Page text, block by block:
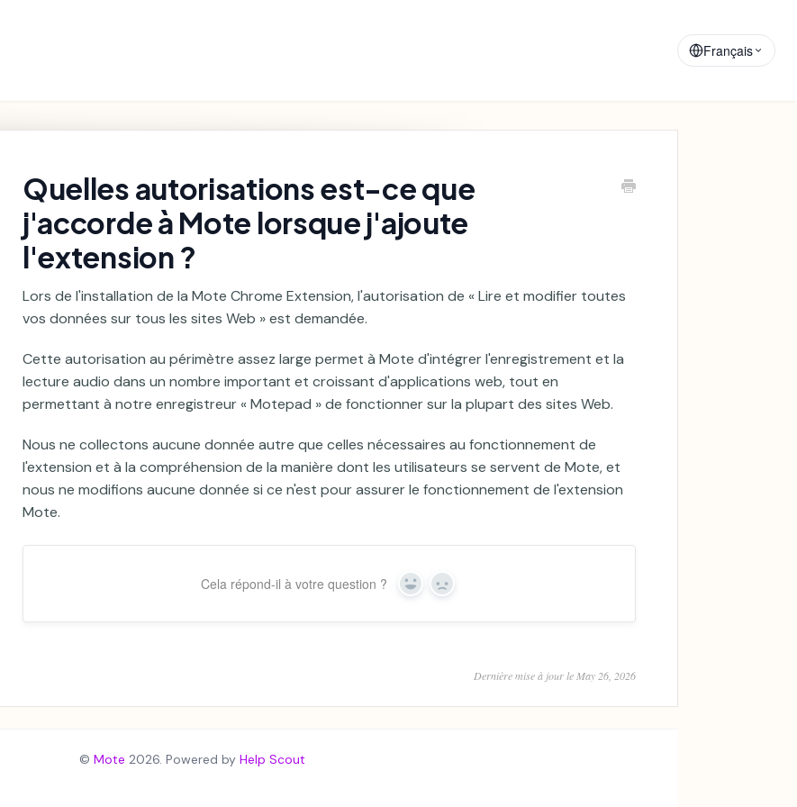
Français
Quelles autorisations est-ce que
j'accorde à Mote lorsque j'ajoute
l'extension ?
Lors de l'installation de la Mote Chrome Extension, l'autorisation de « Lire et modifier toutes
vos données sur tous les sites Web » est demandée.
Cette autorisation au périmètre assez large permet à Mote d'intégrer l'enregistrement et la
lecture audio dans un nombre important et croissant d'applications web, tout en
permettant à notre enregistreur « Motepad » de fonctionner sur la plupart des sites Web.
Nous ne collectons aucune donnée autre que celles nécessaires au fonctionnement de
l'extension et à la compréhension de la manière dont les utilisateurs se servent de Mote, et
nous ne modifions aucune donnée si ce n'est pour assurer le fonctionnement de l'extension
Mote.
Cela répond-il à votre question ? Yes No
Dernière mise à jour le May 26, 2026
© Mote 2026. Powered by Help Scout